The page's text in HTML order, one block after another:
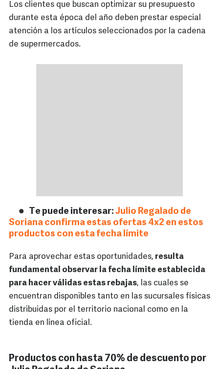
Los clientes que buscan optimizar su presupuesto
durante esta época del año deben prestar especial
atención a los artículos seleccionados por la cadena
de supermercados.
Te puede interesar: Julio Regalado de
Soriana confirma estas ofertas 4x2 en estos
productos con esta fecha límite
Para aprovechar estas oportunidades, resulta
fundamental observar la fecha límite establecida
para hacer válidas estas rebajas, las cuales se
encuentran disponibles tanto en las sucursales físicas
distribuidas por el territorio nacional como en la
tienda en línea oficial.
Productos con hasta 70% de descuento por